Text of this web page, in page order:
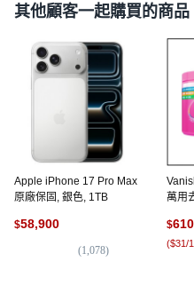
其他顧客一起購買的商品
Apple iPhone 17 Pro Max
原廠保固, 銀色, 1TB
$58,900
(1,078)
萬用
個
$610
($31/